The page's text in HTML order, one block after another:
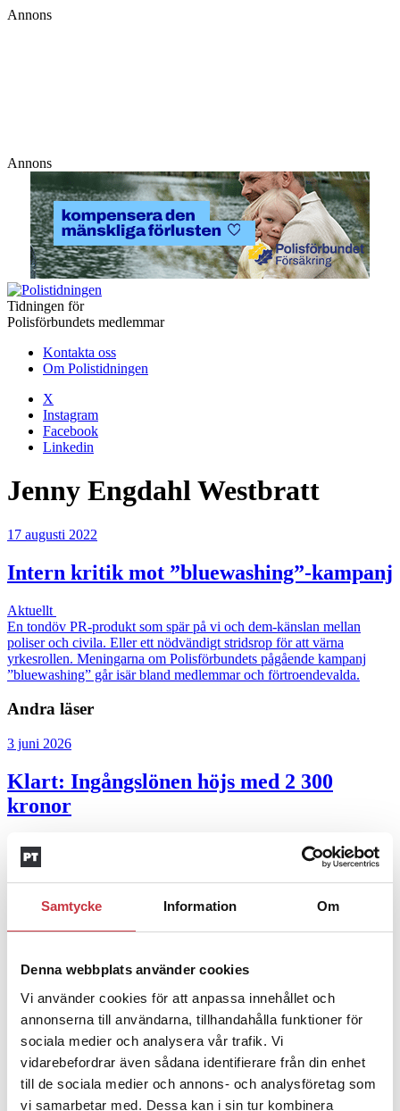
Samtycke Information Om
Denna webbplats använder cookies
Vi använder cookies för att anpassa innehållet och
annonserna till användarna, tillhandahålla funktioner för
sociala medier och analysera vår trafik. Vi
vidarebefordrar även sådana identifierare från din enhet
till de sociala medier och annons- och analysföretag som
vi samarbetar med. Dessa kan i sin tur kombinera
Annons
Annons
Tidningen för
Polisförbundets medlemmar
Kontakta oss
Om Polistidningen
X
Instagram
Facebook
Linkedin
Jenny Engdahl Westbratt
17 augusti 2022
Intern kritik mot ”bluewashing”-kampanj
Aktuellt
En tondöv PR-produkt som spär på vi och dem-känslan mellan
poliser och civila. Eller ett nödvändigt stridsrop för att värna
yrkesrollen. Meningarna om Polisförbundets pågående kampanj
”bluewashing” går isär bland medlemmar och förtroendevalda.
Andra läser
3 juni 2026
Klart: Ingångslönen höjs med 2 300
kronor
4 juni 2026
Insändare:Miljoner i sjön –
polisaspiranter underkänns på
godtyckliga grunder
1 juni 2026
Jens Mårtensson:Snart 20 år i tjänst – nu
ska han lära sig grunderna
4 juni 2026
Polisregionen erkänner fel: ”Kommer att